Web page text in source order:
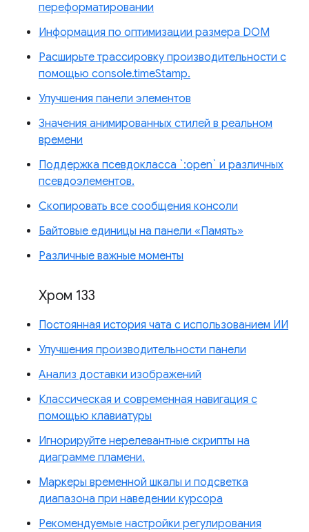
переформатировании
Информация по оптимизации размера DOM
Расширьте трассировку производительности с
помощью console.timeStamp.
Улучшения панели элементов
Значения анимированных стилей в реальном
времени
Поддержка псевдокласса `:open` и различных
псевдоэлементов.
Скопировать все сообщения консоли
Байтовые единицы на панели «Память»
Различные важные моменты
Хром 133
Постоянная история чата с использованием ИИ
Улучшения производительности панели
Анализ доставки изображений
Классическая и современная навигация с
помощью клавиатуры
Игнорируйте нерелевантные скрипты на
диаграмме пламени.
Маркеры временной шкалы и подсветка
диапазона при наведении курсора
Рекомендуемые настройки регулирования